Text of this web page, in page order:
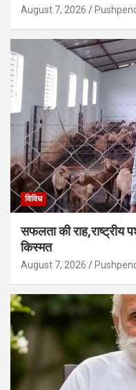
August 7, 2026
विविध
सफलता की राह,राष्ट्रीय
किस्मत
August 7, 2026